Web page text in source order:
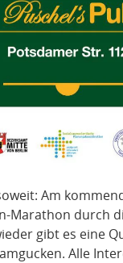
Am
Marathon durch
gibt es eine
Alle